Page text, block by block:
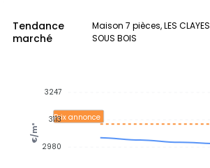
Tendance
marché
Maison 7 pièces, LES CLAYES
SOUS BOIS
Prix annonce
3247
3113
2980
€/m²